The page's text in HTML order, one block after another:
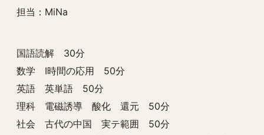
担当：MiNa
国語読解 30分
数学 I時間の応用 50分
英語 英単語 50分
理科 電磁誘導 酸化 還元 50分
社会 古代の中国 実テ範囲 50分